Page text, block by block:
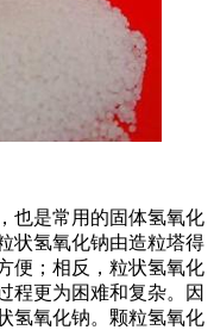
也是常用的固体氢氧化
状氢氧化钠由造粒塔得
便；相反，粒状氢氧化
程更为困难和复杂。因
氢氧化钠。颗粒氢氧化